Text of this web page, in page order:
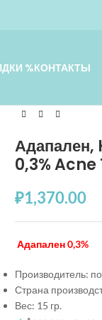
%КОНТАКТЫ
0,3%
₽1,370.00
Адапален 0,3%
Производитель:
Страна
Вес: 15 гр.